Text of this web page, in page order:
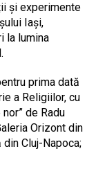
și experimente
Iași,
la lumina
prima dată
a Religiilor, cu
de Radu
Orizont din
Cluj-Napoca;